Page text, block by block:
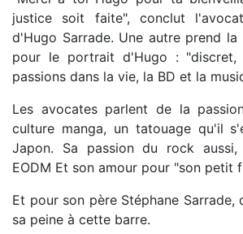
justice soit faite", conclut
d'Hugo Sarrade. Une autre prend
pour le portrait d'Hugo : "discret,
passions dans la vie, la BD et la
Les avocates parlent de la
culture manga, un tatouage qu'il
Japon. Sa passion du rock
EODM Et son amour pour "son petit
Et pour son père Stéphane Sarrade,
sa peine à cette barre.